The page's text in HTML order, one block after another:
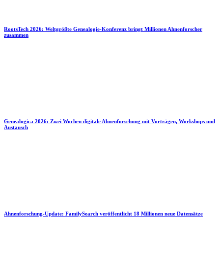
RootsTech 2026: Weltgrößte Genealogie-Konferenz bringt Millionen Ahnenforscher
zusammen
Genealogica 2026: Zwei Wochen digitale Ahnenforschung mit Vorträgen, Workshops und
Austausch
Ahnenforschung-Update: FamilySearch veröffentlicht 18 Millionen neue Datensätze